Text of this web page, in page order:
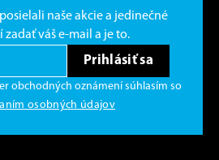
naše akcie a jedinečné
zadať váš e-mail a je to.
Prihlásiť sa
obchodných oznámení súhlasím so
osobných údajov